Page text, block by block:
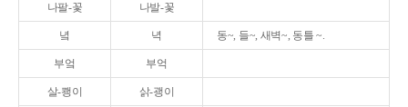
나팔-꽃 나발-꽃
녘 녁 동~, 들~, 새벽~, 동틀 ~.
부엌 부억
살-쾡이 삵-괭이